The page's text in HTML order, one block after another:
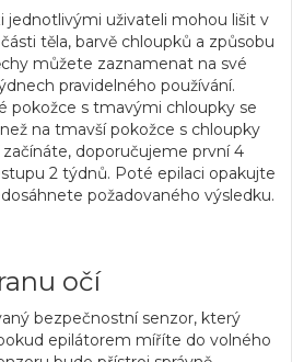
jednotlivými uživateli mohou lišit v
těla, barvě chloupků a způsobu
můžete zaznamenat na své
pravidelného používání.
pokožce s tmavými chloupky se
na tmavší pokožce s chloupky
doporučujeme první 4
2 týdnů. Poté epilaci opakujte
požadovaného výsledku.
očí
bezpečnostní senzor, který
epilátorem míříte do volného